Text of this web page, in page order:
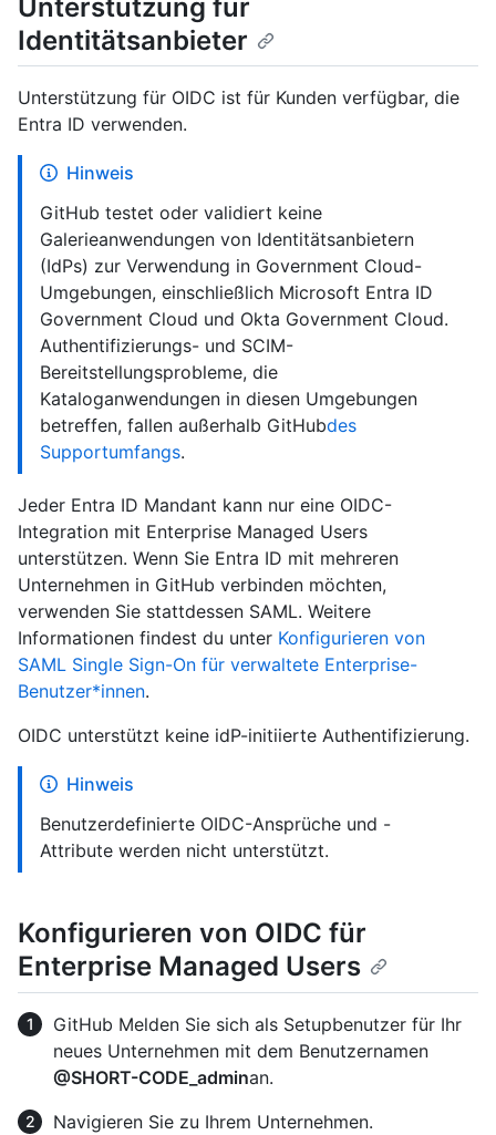
Unterstützung für
Identitätsanbieter
Unterstützung für OIDC ist für Kunden verfügbar, die
Entra ID verwenden.
Hinweis
GitHub testet oder validiert keine
Galerieanwendungen von Identitätsanbietern
(IdPs) zur Verwendung in Government Cloud-
Umgebungen, einschließlich Microsoft Entra ID
Government Cloud und Okta Government Cloud.
Authentifizierungs- und SCIM-
Bereitstellungsprobleme, die
Kataloganwendungen in diesen Umgebungen
betreffen, fallen außerhalb GitHubdes
Supportumfangs.
Jeder Entra ID Mandant kann nur eine OIDC-
Integration mit Enterprise Managed Users
unterstützen. Wenn Sie Entra ID mit mehreren
Unternehmen in GitHub verbinden möchten,
verwenden Sie stattdessen SAML. Weitere
Informationen findest du unter Konfigurieren von
SAML Single Sign-On für verwaltete Enterprise-
Benutzer*innen.
OIDC unterstützt keine idP-initiierte Authentifizierung.
Hinweis
Benutzerdefinierte OIDC-Ansprüche und -
Attribute werden nicht unterstützt.
Konfigurieren von OIDC für
Enterprise Managed Users
GitHub Melden Sie sich als Setupbenutzer für Ihr
neues Unternehmen mit dem Benutzernamen
@SHORT-CODE_adminan.
Navigieren Sie zu Ihrem Unternehmen.